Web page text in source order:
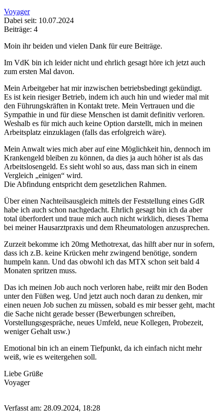
Voyager
Dabei seit: 10.07.2024
Beiträge: 4
Moin ihr beiden und vielen Dank für eure Beiträge.
Im VdK bin ich leider nicht und ehrlich gesagt höre ich jetzt auch
zum ersten Mal davon.
Mein Arbeitgeber hat mir inzwischen betriebsbedingt gekündigt.
Es ist kein riesiger Betrieb, indem ich auch hin und wieder mal mit
den Führungskräften in Kontakt trete. Mein Vertrauen und die
Sympathie in und für diese Menschen ist damit definitiv verloren.
Weshalb es für mich auch keine Option darstellt, mich in meinen
Arbeitsplatz einzuklagen (falls das erfolgreich wäre).
Mein Anwalt wies mich aber auf eine Möglichkeit hin, dennoch im
Krankengeld bleiben zu können, da dies ja auch höher ist als das
Arbeitslosengeld. Es sieht wohl so aus, dass man sich in einem
Vergleich „einigen“ wird.
Die Abfindung entspricht dem gesetzlichen Rahmen.
Über einen Nachteilsausgleich mittels der Feststellung eines GdR
habe ich auch schon nachgedacht. Ehrlich gesagt bin ich da aber
total überfordert und traue mich auch nicht wirklich, dieses Thema
bei meiner Hausarztpraxis und dem Rheumatologen anzusprechen.
Zurzeit bekomme ich 20mg Methotrexat, das hilft aber nur in sofern,
dass ich z.B. keine Krücken mehr zwingend benötige, sondern
humpeln kann. Und das obwohl ich das MTX schon seit bald 4
Monaten spritzen muss.
Das ich meinen Job auch noch verloren habe, reißt mir den Boden
unter den Füßen weg. Und jetzt auch noch daran zu denken, mir
einen neuen Job suchen zu müssen, sobald es mir besser geht, macht
die Sache nicht gerade besser (Bewerbungen schreiben,
Vorstellungsgespräche, neues Umfeld, neue Kollegen, Probezeit,
weniger Gehalt usw.)
Emotional bin ich an einem Tiefpunkt, da ich einfach nicht mehr
weiß, wie es weitergehen soll.
Liebe Grüße
Voyager
Verfasst am: 28.09.2024, 18:28